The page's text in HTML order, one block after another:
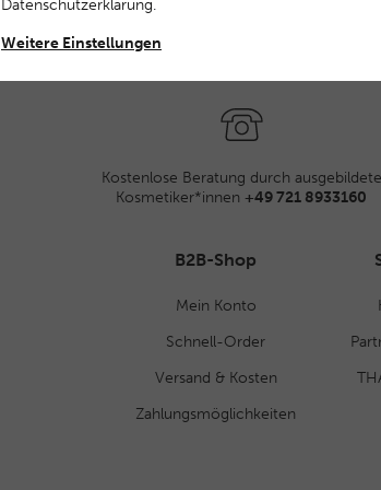
Kostenlose Beratung durch ausgebildete
Kosmetiker*innen +49 721 8933160
B2B-Shop
Mein Konto
Schnell-Order
Versand & Kosten
Zahlungsmöglichkeiten
Daten­schutz­erklärung.
Weitere Einstellungen